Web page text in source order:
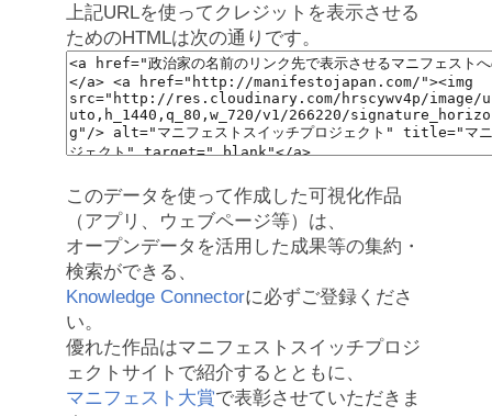
上記URLを使ってクレジットを表示させる
ためのHTMLは次の通りです。
このデータを使って作成した可視化作品
（アプリ、ウェブページ等）は、
オープンデータを活用した成果等の集約・
検索ができる、
Knowledge Connectorに必ずご登録くださ
い。
優れた作品はマニフェストスイッチプロジ
ェクトサイトで紹介するとともに、
マニフェスト大賞で表彰させていただきま